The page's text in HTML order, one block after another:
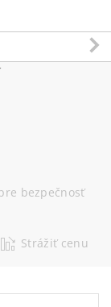
bezpečnosť
Strážiť cenu